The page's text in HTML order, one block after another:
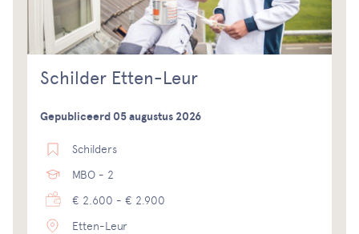
Schilder Etten-Leur
Gepubliceerd 05 augustus 2026
Schilders
MBO - 2
€ 2.600 - € 2.900
Etten-Leur